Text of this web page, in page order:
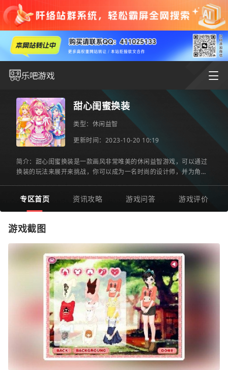
甜心闺蜜换装
类型： 休闲益智
更新时间：2023-10-20 10:19
简介：甜心闺蜜换装是一款画风非常唯美的休闲益智游戏，可以通过
换装的玩法来展开来挑战，你可以成为一名时尚的设计师，并为角色
专区首页 资讯攻略 游戏问答 游戏评价
游戏截图